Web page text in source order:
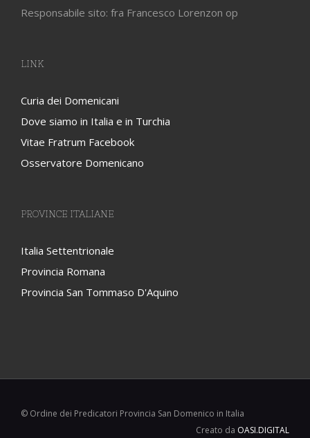
Responsabile sito: fra Francesco Lorenzon op
LINK
Curia dei Domenicani
Dove siamo in Italia e in Turchia
Vitae Fratrum Facebook
Osservatore Domenicano
PROVINCE ITALIANE
Italia Settentrionale
Provincia Romana
Provincia San Tommaso D'Aquino
© Ordine dei Predicatori Provincia San Domenico in Italia
Creato da OASI.DIGITAL